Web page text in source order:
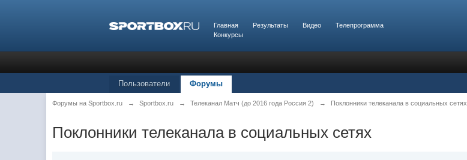
Главная Результаты Видео
Телепрограмма
Конкурсы
Пользователи Форумы
Форумы на Sportbox.ru → Sportbox.ru → Телеканал Матч (до 2016 года Россия 2) → Поклонники телеканала в социальных сетях
Поклонники телеканала в социальных сетях